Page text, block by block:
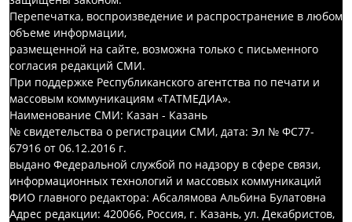
Перепечатка, воспроизведение и распространение в любом
объеме информации,
размещенной на сайте, возможна только с письменного
согласия редакций СМИ.
При поддержке Республиканского агентства по печати и
массовым коммуникациям «ТАТМЕДИА».
Наименование СМИ: Казан - Казань
№ свидетельства о регистрации СМИ, дата: Эл № ФС77-
67916 от 06.12.2016 г.
выдано Федеральной службой по надзору в сфере связи,
информационных технологий и массовых коммуникаций
ФИО главного редактора: Абсалямова Альбина Булатовна
Адрес редакции: 420066, Россия, г. Казань, ул. Декабристов,